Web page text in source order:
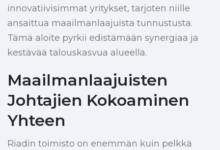
innovatiivisimmat yritykset, tarjoten niille
ansaittua maailmanlaajuista tunnustusta.
Tämä aloite pyrkii edistämään synergiaa ja
kestävää talouskasvua alueella.
Maailmanlaajuisten
Johtajien Kokoaminen
Yhteen
Riadin toimisto on enemmän kuin pelkkä